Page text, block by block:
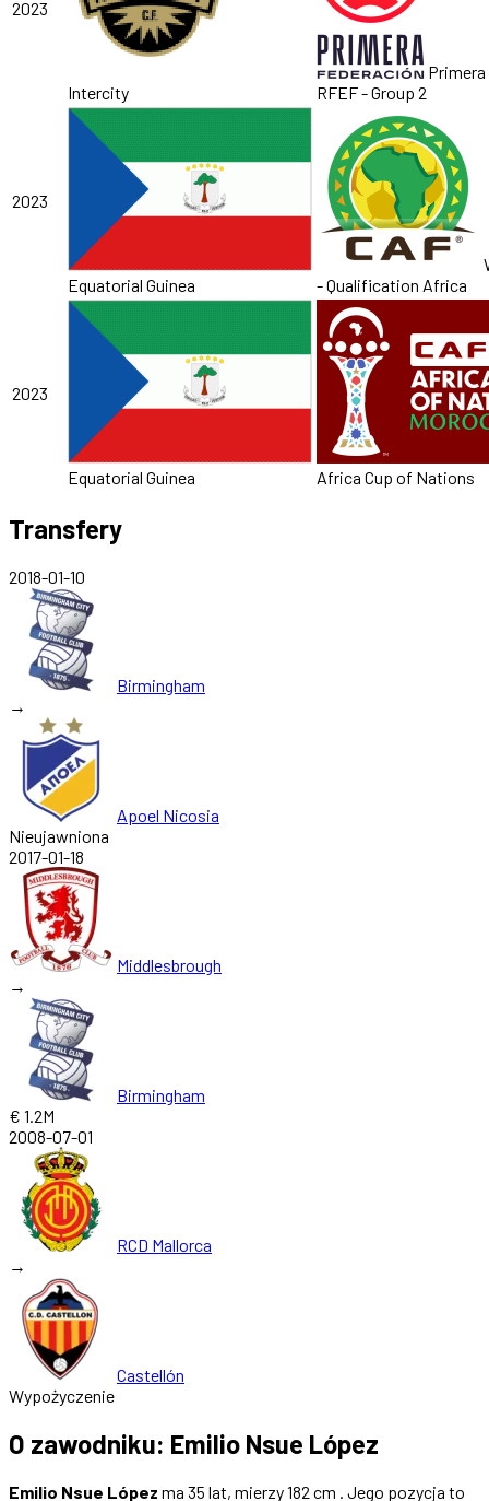
2023
Intercity
RFEF - Group 2
2023
Equatorial Guinea
- Qualification Africa
2023
Equatorial Guinea Africa Cup of Nations
Transfery
2018-01-10
Birmingham
→
Apoel Nicosia
Nieujawniona
2017-01-18
Middlesbrough
→
Birmingham
€ 1.2M
2008-07-01
RCD Mallorca
→
Castellón
Wypożyczenie
O zawodniku: Emilio Nsue López
Emilio Nsue López ma 35 lat, mierzy 182 cm . Jego pozycja to